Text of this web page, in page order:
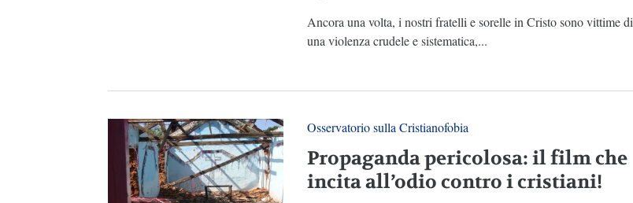
Ancora una volta, i nostri fratelli e sorelle in Cristo sono vittime di
una violenza crudele e sistematica,...
Osservatorio sulla Cristianofobia
Propaganda pericolosa: il film che
incita all’odio contro i cristiani!